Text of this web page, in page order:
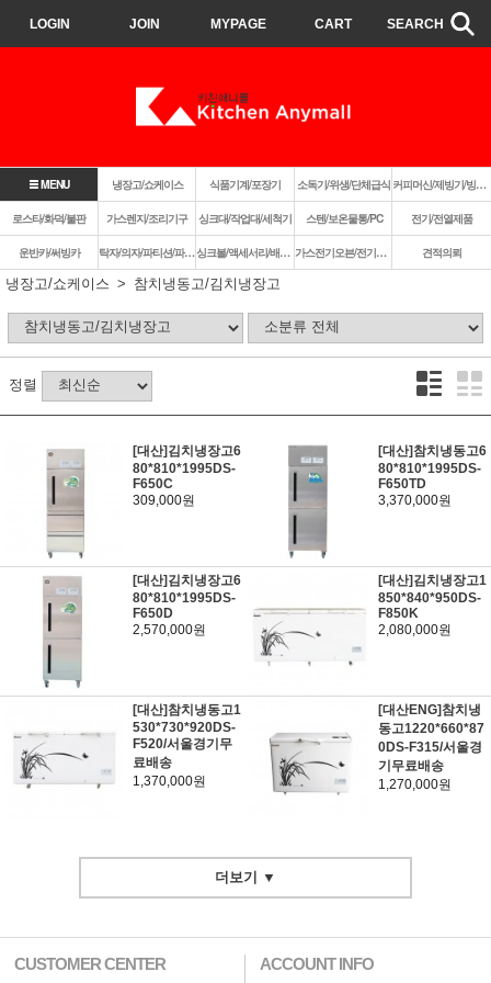
LOGIN JOIN MYPAGE CART SEARCH
MENU 냉장고/쇼케이스 식품기계/포장기 소독기/위생/단체급식 커피머신/제빙기/빙삭기
로스타/화덕/불판 가스렌지/조리기구 싱크대/작업대/세척기 스텐/보온물통/PC 전기/전열제품
운반카/써빙카 탁자/의자/파티션/파라솔 싱크볼/액세서리/배수구 가스전기오븐/전기렌지쿡탑/렌지후드
견적의뢰
냉장고/쇼케이스
참치냉동고/김치냉장고
정렬
[대산]김치냉장고6
80*810*1995DS-
F650C
309,000원
[대산]참치냉동고6
80*810*1995DS-
F650TD
3,370,000원
[대산]김치냉장고6
80*810*1995DS-
F650D
2,570,000원
[대산]김치냉장고1
850*840*950DS-
F850K
2,080,000원
[대산]참치냉동고1
530*730*920DS-
F520/서울경기무
료배송
1,370,000원
[대산ENG]참치냉
동고1220*660*87
0DS-F315/서울경
기무료배송
1,270,000원
더보기 ▼
CUSTOMER CENTER ACCOUNT INFO